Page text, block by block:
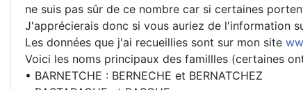
ne suis pas sûr de ce nombre car si certaines
J'apprécierais donc si vous auriez de l'information
Les données que j'ai recueillies sont sur mon site
Voici les noms principaux des famillles (certaines
• BARNETCHE : BERNECHE et BERNATCHEZ